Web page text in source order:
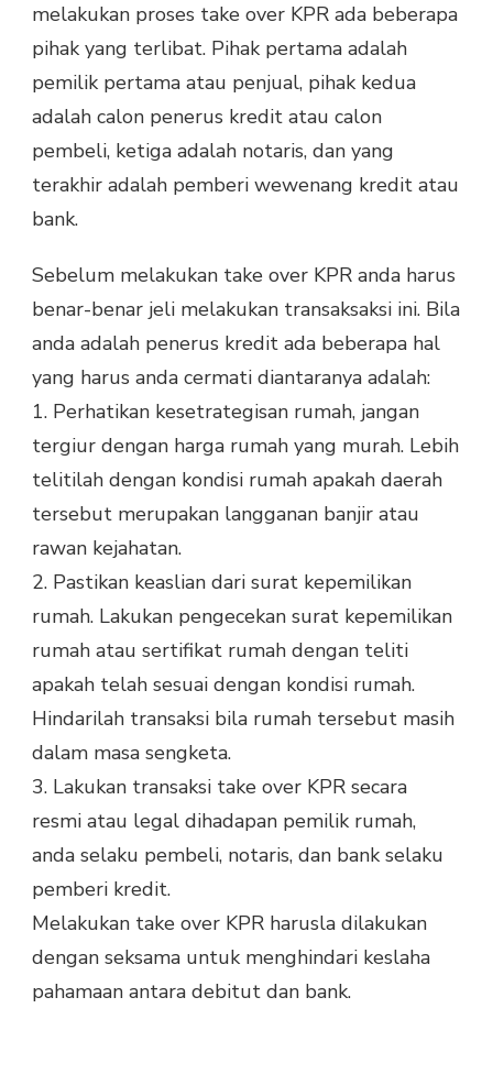
melakukan proses take over KPR ada beberapa
pihak yang terlibat. Pihak pertama adalah
pemilik pertama atau penjual, pihak kedua
adalah calon penerus kredit atau calon
pembeli, ketiga adalah notaris, dan yang
terakhir adalah pemberi wewenang kredit atau
bank.
Sebelum melakukan take over KPR anda harus
benar-benar jeli melakukan transaksaksi ini. Bila
anda adalah penerus kredit ada beberapa hal
yang harus anda cermati diantaranya adalah:
1. Perhatikan kesetrategisan rumah, jangan
tergiur dengan harga rumah yang murah. Lebih
telitilah dengan kondisi rumah apakah daerah
tersebut merupakan langganan banjir atau
rawan kejahatan.
2. Pastikan keaslian dari surat kepemilikan
rumah. Lakukan pengecekan surat kepemilikan
rumah atau sertifikat rumah dengan teliti
apakah telah sesuai dengan kondisi rumah.
Hindarilah transaksi bila rumah tersebut masih
dalam masa sengketa.
3. Lakukan transaksi take over KPR secara
resmi atau legal dihadapan pemilik rumah,
anda selaku pembeli, notaris, dan bank selaku
pemberi kredit.
Melakukan take over KPR harusla dilakukan
dengan seksama untuk menghindari keslaha
pahamaan antara debitut dan bank.